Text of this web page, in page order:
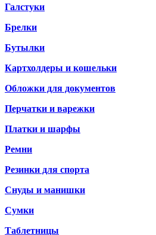
Галстуки
Брелки
Бутылки
Картхолдеры и кошельки
Обложки для документов
Перчатки и варежки
Платки и шарфы
Ремни
Резинки для спорта
Снуды и манишки
Сумки
Таблетницы